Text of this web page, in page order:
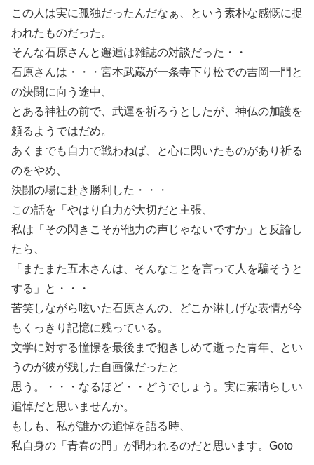
この人は実に孤独だったんだなぁ、という素朴な感慨に捉
われたものだった。
そんな石原さんと邂逅は雑誌の対談だった・・
石原さんは・・・宮本武蔵が一条寺下り松での吉岡一門と
の決闘に向う途中、
とある神社の前で、武運を祈ろうとしたが、神仏の加護を
頼るようではだめ。
あくまでも自力で戦わねば、と心に閃いたものがあり祈る
のをやめ、
決闘の場に赴き勝利した・・・
この話を「やはり自力が大切だと主張、
私は「その閃きこそが他力の声じゃないですか」と反論し
たら、
「またまた五木さんは、そんなことを言って人を騙そうと
する」と・・・
苦笑しながら呟いた石原さんの、どこか淋しげな表情が今
もくっきり記憶に残っている。
文学に対する憧憬を最後まで抱きしめて逝った青年、とい
うのが彼が残した自画像だったと
思う。・・・なるほど・・どうでしょう。実に素晴らしい
追悼だと思いませんか。
もしも、私が誰かの追悼を語る時、
私自身の「青春の門」が問われるのだと思います。Goto